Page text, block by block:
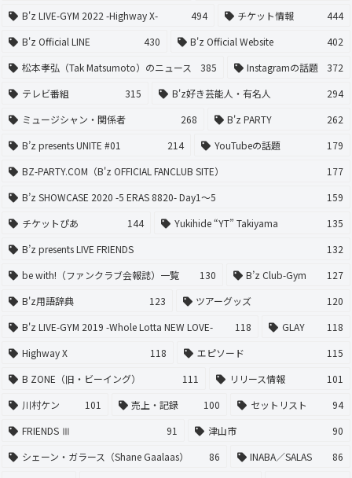
B'z LIVE-GYM 2022 -Highway X-
494 チケット情報
444
B'z Official LINE
430 B'z Official Website
402
松本孝弘（Tak Matsumoto）のニュース
385 Instagramの話題
372
テレビ番組
315 B'z好き芸能人・有名人
294
ミュージシャン・関係者
268 B'z PARTY
262
B’z presents UNITE #01
214 YouTubeの話題
179
BZ-PARTY.COM（B'z OFFICIAL FANCLUB SITE）
177
B’z SHOWCASE 2020 -5 ERAS 8820- Day1〜5
159
チケットぴあ
144 Yukihide “YT” Takiyama
135
B’z presents LIVE FRIENDS
132
be with!（ファンクラブ会報誌）一覧
130 B’z Club-Gym
127
B'z用語辞典
123 ツアーグッズ
120
B'z LIVE-GYM 2019 -Whole Lotta NEW LOVE-
118 GLAY
118
Highway X
118 エピソード
115
B ZONE（旧・ビーイング）
111 リリース情報
101
川村ケン
101 売上・記録 100 セットリスト
94
FRIENDS Ⅲ
91 津山市
90
シェーン・ガラース（Shane Gaalaas）
86 INABA／SALAS
86